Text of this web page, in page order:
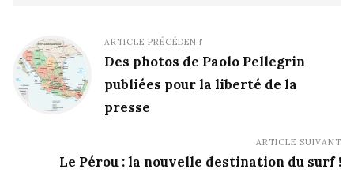
ARTICLE PRÉCÉDENT
Des photos de Paolo Pellegrin
publiées pour la liberté de la
presse
ARTICLE SUIVANT
Le Pérou : la nouvelle destination du surf !